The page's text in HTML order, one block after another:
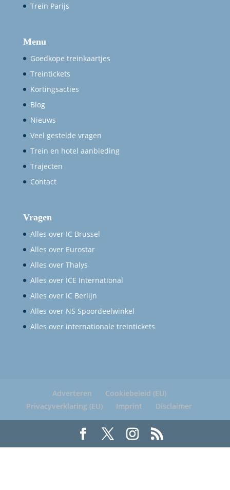
Trein Parijs
Menu
Goedkope treinkaartjes
Treintickets
Kortingsacties
Blog
Nieuws
Veel gestelde vragen
Trein en hotel aanbieding
Trajecten
Contact
Vragen
Alles over IC Brussel
Alles over Eurostar
Alles over Thalys
Alles over ICE International
Alles over IC Berlijn
Alles over NS Spoordeelwinkel
Alles over internationale treintickets
Adverteren
Cookiebeleid (EU)
Privacyverklaring (EU)
Imprint Disclaimer